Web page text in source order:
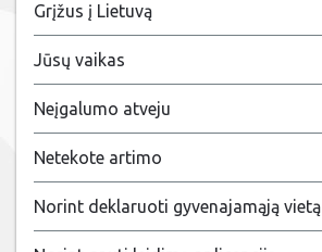
Grįžus į Lietuvą
Jūsų vaikas
Neįgalumo atveju
Netekote artimo
Norint deklaruoti gyvenajamąją vietą